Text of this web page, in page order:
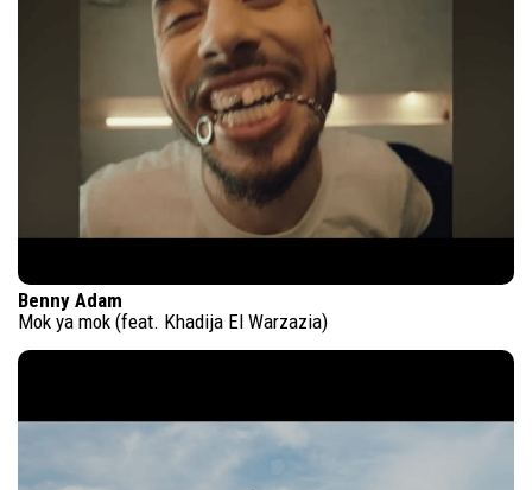
Benny Adam
Mok ya mok (feat. Khadija El Warzazia)